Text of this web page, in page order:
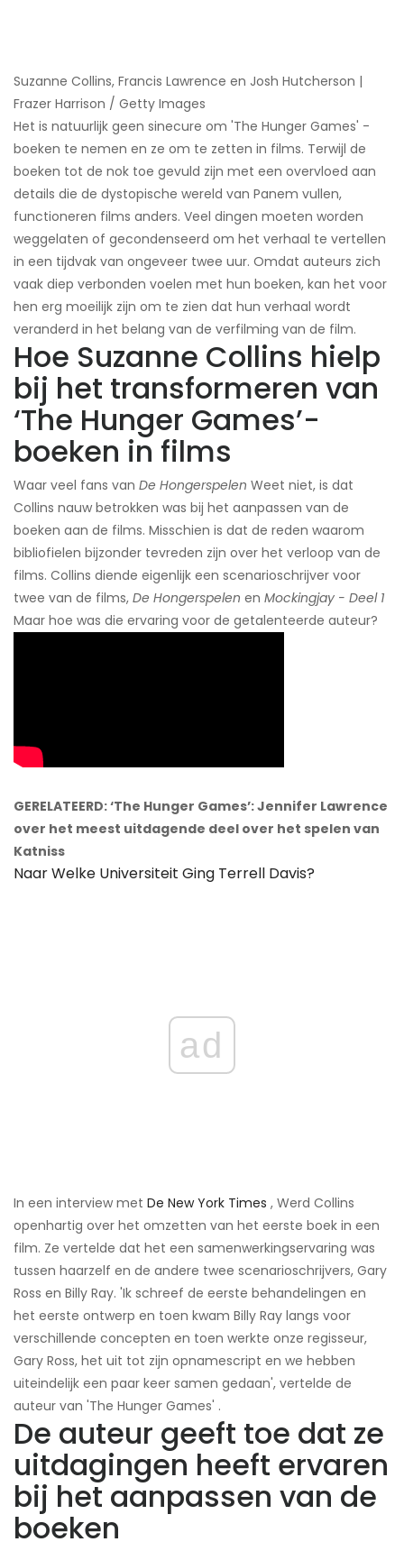
Suzanne Collins, Francis Lawrence en Josh Hutcherson |
Frazer Harrison / Getty Images
Het is natuurlijk geen sinecure om 'The Hunger Games' -
boeken te nemen en ze om te zetten in films. Terwijl de
boeken tot de nok toe gevuld zijn met een overvloed aan
details die de dystopische wereld van Panem vullen,
functioneren films anders. Veel dingen moeten worden
weggelaten of gecondenseerd om het verhaal te vertellen
in een tijdvak van ongeveer twee uur. Omdat auteurs zich
vaak diep verbonden voelen met hun boeken, kan het voor
hen erg moeilijk zijn om te zien dat hun verhaal wordt
veranderd in het belang van de verfilming van de film.
Hoe Suzanne Collins hielp
bij het transformeren van
‘The Hunger Games’-
boeken in films
Waar veel fans van De Hongerspelen Weet niet, is dat
Collins nauw betrokken was bij het aanpassen van de
boeken aan de films. Misschien is dat de reden waarom
bibliofielen bijzonder tevreden zijn over het verloop van de
films. Collins diende eigenlijk een scenarioschrijver voor
twee van de films, De Hongerspelen en Mockingjay - Deel 1
Maar hoe was die ervaring voor de getalenteerde auteur?
GERELATEERD: ‘The Hunger Games’: Jennifer Lawrence
over het meest uitdagende deel over het spelen van
Katniss
Naar Welke Universiteit Ging Terrell Davis?
ad
In een interview met De New York Times , Werd Collins
openhartig over het omzetten van het eerste boek in een
film. Ze vertelde dat het een samenwerkingservaring was
tussen haarzelf en de andere twee scenarioschrijvers, Gary
Ross en Billy Ray. 'Ik schreef de eerste behandelingen en
het eerste ontwerp en toen kwam Billy Ray langs voor
verschillende concepten en toen werkte onze regisseur,
Gary Ross, het uit tot zijn opnamescript en we hebben
uiteindelijk een paar keer samen gedaan', vertelde de
auteur van 'The Hunger Games' .
De auteur geeft toe dat ze
uitdagingen heeft ervaren
bij het aanpassen van de
boeken